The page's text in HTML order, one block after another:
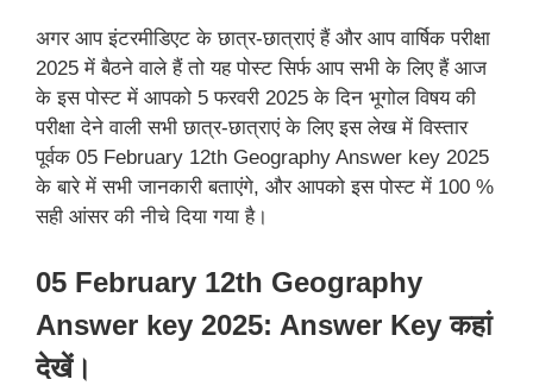
अगर आप इंटरमीडिएट के छात्र-छात्राएं हैं और आप वार्षिक परीक्षा
2025 में बैठने वाले हैं तो यह पोस्ट सिर्फ आप सभी के लिए हैं आज
के इस पोस्ट में आपको 5 फरवरी 2025 के दिन भूगोल विषय की
परीक्षा देने वाली सभी छात्र-छात्राएं के लिए इस लेख में विस्तार
पूर्वक 05 February 12th Geography Answer key 2025
के बारे में सभी जानकारी बताएंगे, और आपको इस पोस्ट में 100 %
सही आंसर की नीचे दिया गया है।
05 February 12th Geography
Answer key 2025: Answer Key कहां
देखें।